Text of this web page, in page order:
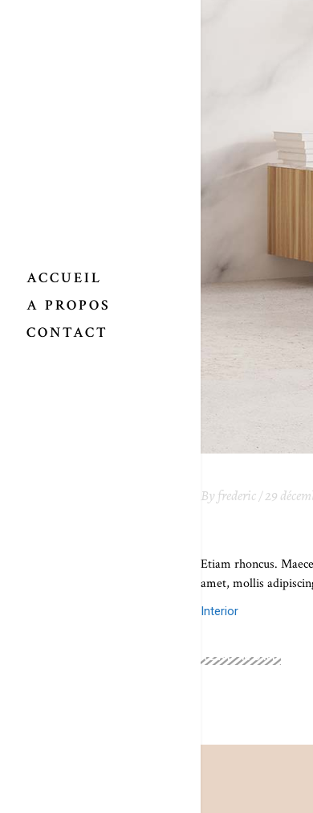
ACCUEIL
A PROPOS
CONTACT
By frederic 29
Etiam rhoncus.
amet, mollis
Interior
READ MORE